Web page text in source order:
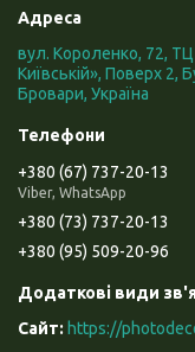
вул. Короленко, 72, ТЦ
Київській», Поверх 2,
Бровари, Україна
+380 (67) 737-20-13
Viber, WhatsApp
+380 (73) 737-20-13
+380 (95) 509-20-96
https://